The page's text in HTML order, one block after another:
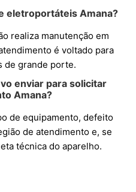
eletroportáteis Amana?
realiza manutenção em
é voltado para
de grande porte.
enviar para solicitar
Amana?
de equipamento, defeito
de atendimento e, se
técnica do aparelho.